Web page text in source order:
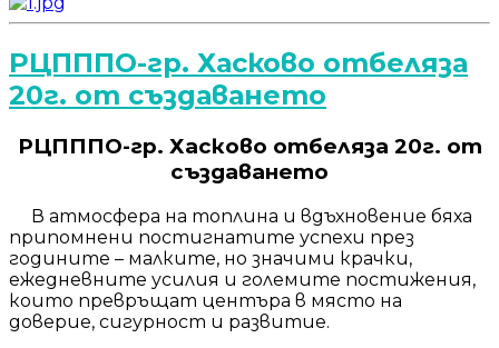
РЦПППО-гр. Хасково отбеляза
20г. от създаването
РЦПППО-гр. Хасково отбеляза 20г. от
създаването
В атмосфера на топлина и вдъхновение бяха
припомнени постигнатите успехи през
годините – малките, но значими крачки,
ежедневните усилия и големите постижения,
които превръщат центъра в място на
доверие, сигурност и развитие.